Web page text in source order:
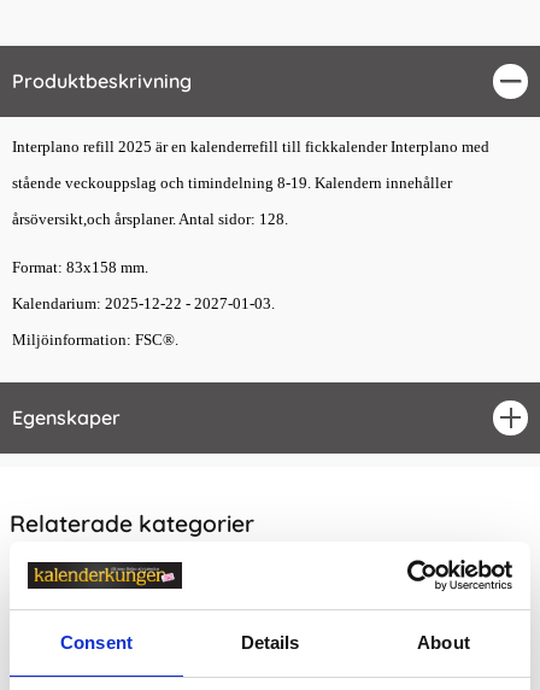
Consent Details About
Produktbeskrivning
Interplano refill 2025 är en kalenderrefill till fickkalender Interplano med
stående veckouppslag och timindelning 8-19. Kalendern innehåller
årsöversikt,och årsplaner. Antal sidor: 128.
Format: 83x158 mm.
Kalendarium: 2025-12-22 - 2027-01-03.
Miljöinformation: FSC®.
Egenskaper
Relaterade kategorier
Kalendrar & almanackor för 2027